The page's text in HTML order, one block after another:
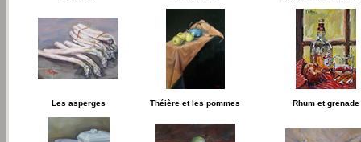
Les asperges Théière et les pommes Rhum et grenade